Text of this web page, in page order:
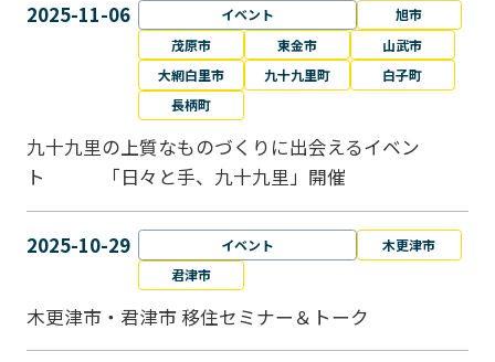
2025-11-06 イベント
旭市
茂原市
東金市
山武市
大網白里市
九十九里町
白子町
長柄町
九十九里の上質なものづくりに出会えるイベン
ト 「日々と手、九十九里」開催
2025-10-29 イベント
木更津市
君津市
木更津市・君津市 移住セミナー＆トーク